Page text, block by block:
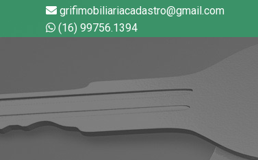
grifimobiliariacadastro@gmail.com
(16) 99756.1394